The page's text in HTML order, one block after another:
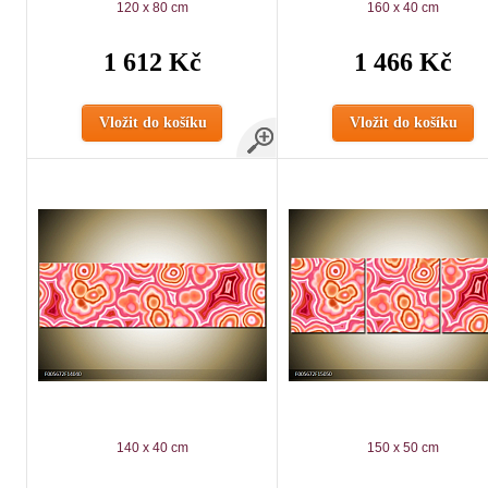
120 x 80 cm
1 612 Kč
Vložit do košíku
160 x 40 cm
1 466 Kč
Vložit do košíku
140 x 40 cm 150 x 50 cm